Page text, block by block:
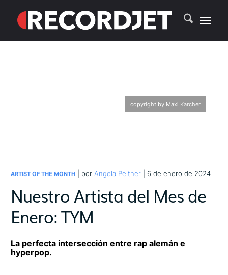
copyright by Maxi Karcher
ARTIST OF THE MONTH | por Angela Peltner | 6 de enero de 2024
Nuestro Artista del Mes de
Enero: TYM
La perfecta intersección entre rap alemán e
hyperpop.